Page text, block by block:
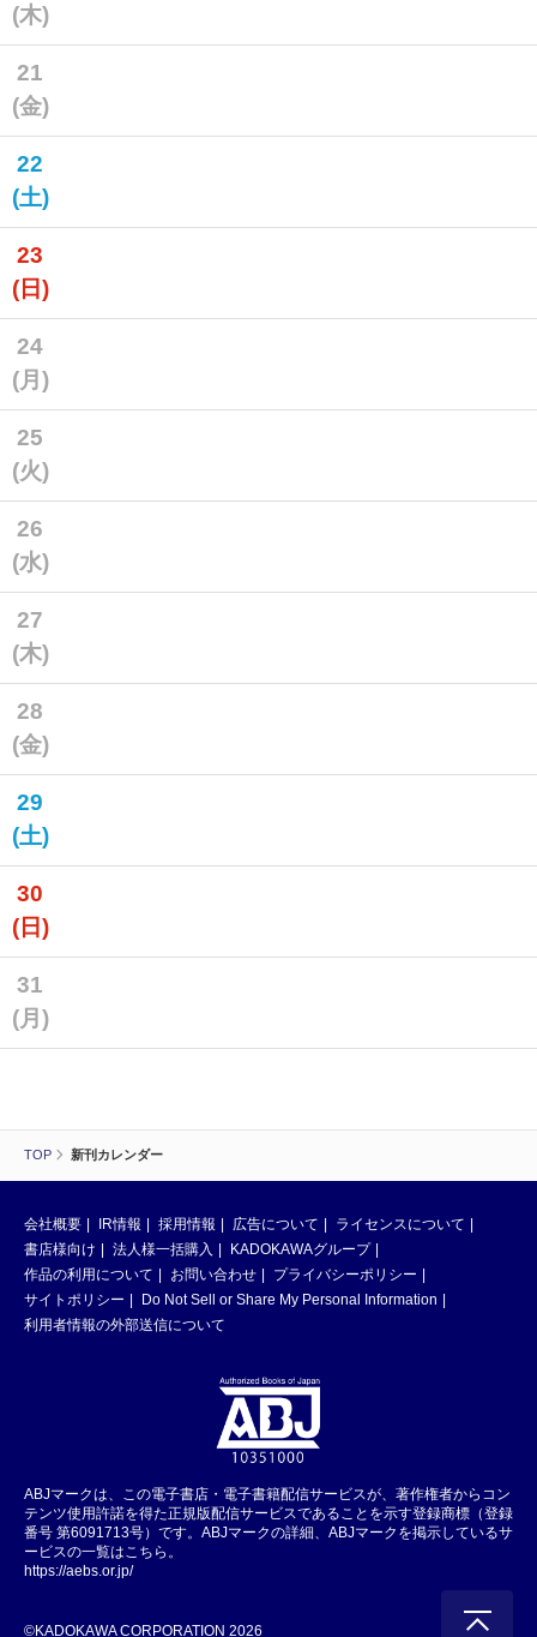
TOP 新刊カレンダー
(木)
21
(金)
22
(土)
23
(日)
24
(月)
25
(火)
26
(水)
27
(木)
28
(金)
29
(土)
30
(日)
31
(月)
会社概要 IR情報 採用情報 広告について
ライセンスについて
書店様向け
法人様一括購入
KADOKAWAグループ
作品の利用について
お問い合わせ
プライバシーポリシー
サイトポリシー
Do Not Sell or Share My Personal Information
利用者情報の外部送信について
ABJマークは、この電子書店・電子書籍配信サービスが、著作権者からコン
テンツ使用許諾を得た正規版配信サービスであることを示す登録商標（登録
番号 第6091713号）です。ABJマークの詳細、ABJマークを掲示しているサ
ービスの一覧はこちら。
https://aebs.or.jp/
©KADOKAWA CORPORATION 2026